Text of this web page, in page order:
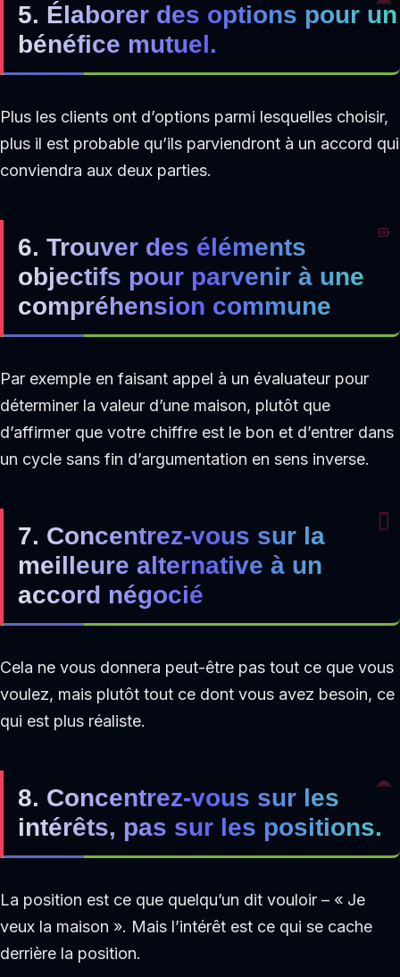
5. Élaborer des options pour un
bénéfice mutuel.
Plus les clients ont d’options parmi lesquelles choisir,
plus il est probable qu’ils parviendront à un accord qui
conviendra aux deux parties.
6. Trouver des éléments
objectifs pour parvenir à une
compréhension commune
Par exemple en faisant appel à un évaluateur pour
déterminer la valeur d’une maison, plutôt que
d’affirmer que votre chiffre est le bon et d’entrer dans
un cycle sans fin d’argumentation en sens inverse.
7. Concentrez-vous sur la
meilleure alternative à un
accord négocié
Cela ne vous donnera peut-être pas tout ce que vous
voulez, mais plutôt tout ce dont vous avez besoin, ce
qui est plus réaliste.
8. Concentrez-vous sur les
intérêts, pas sur les positions.
La position est ce que quelqu’un dit vouloir – « Je
veux la maison ». Mais l’intérêt est ce qui se cache
derrière la position.